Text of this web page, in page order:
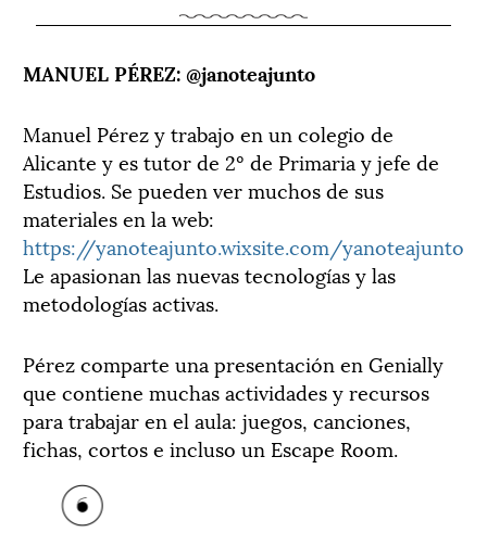
MANUEL PÉREZ: @janoteajunto
Manuel Pérez y trabajo en un colegio de
Alicante y es tutor de 2º de Primaria y jefe de
Estudios. Se pueden ver muchos de sus
materiales en la web:
https://yanoteajunto.wixsite.com/yanoteajunto
Le apasionan las nuevas tecnologías y las
metodologías activas.
Pérez comparte una presentación en Genially
que contiene muchas actividades y recursos
para trabajar en el aula: juegos, canciones,
fichas, cortos e incluso un Escape Room.